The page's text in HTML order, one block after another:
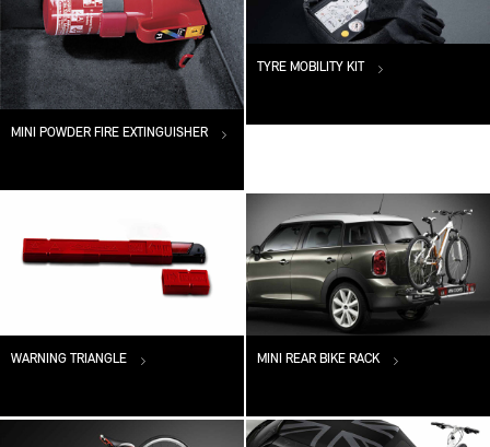
MINI POWDER FIRE EXTINGUISHER
TYRE MOBILITY KIT
WARNING TRIANGLE MINI REAR BIKE RACK